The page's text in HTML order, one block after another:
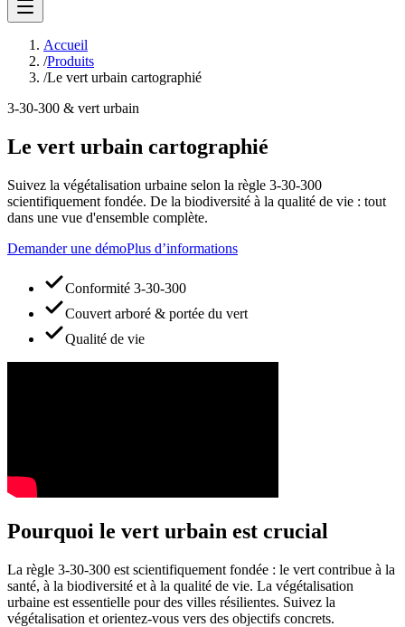
Accueil
/Produits
/Le vert urbain cartographié
3-30-300 & vert urbain
Le vert urbain cartographié
Suivez la végétalisation urbaine selon la règle 3-30-300
scientifiquement fondée. De la biodiversité à la qualité de vie : tout
dans une vue d'ensemble complète.
Demander une démoPlus d’informations
Conformité 3-30-300
Couvert arboré & portée du vert
Qualité de vie
Pourquoi le vert urbain est crucial
La règle 3-30-300 est scientifiquement fondée : le vert contribue à la
santé, à la biodiversité et à la qualité de vie. La végétalisation
urbaine est essentielle pour des villes résilientes. Suivez la
végétalisation et orientez-vous vers des objectifs concrets.